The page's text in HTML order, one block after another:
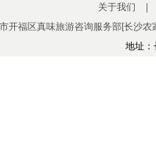
关于我们
开福区真味旅游咨询服务部[长沙农
地址：